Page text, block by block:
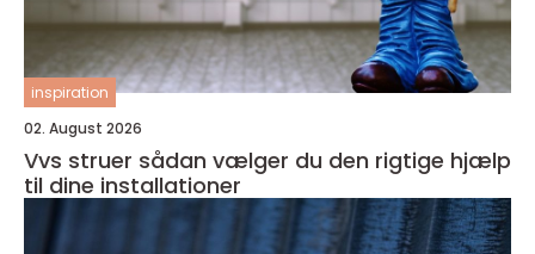
inspiration
02. August 2026
Vvs struer sådan vælger du den rigtige hjælp
til dine installationer